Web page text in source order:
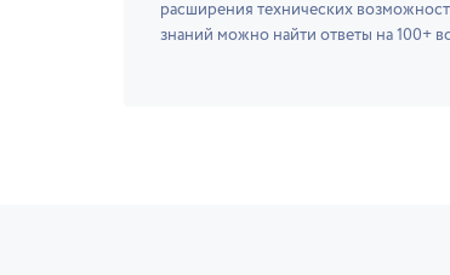
расширения технических
знаний можно найти ответы на 100+